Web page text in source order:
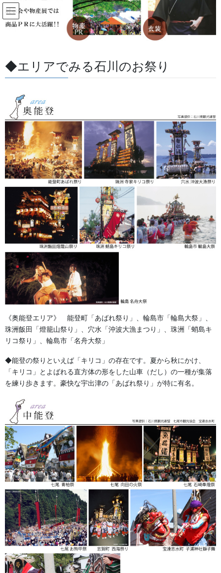
コ
ン
テ
移
動
ナ
ビ
ゲ
ン
に
すべての記事
すべての記事 お祭用品・品目
獅子舞・衣裳・別仕立・小物
2018/05/30 / 最終更新日 :
獅子舞・衣裳・別仕立・小物
蚊帳獅子舞の蚊帳は地方によりさ
まざまです。
石川県の獅子蚊帳の素材は主に麻を使用するものが多く、正面に
牡丹の柄を配置して
す。
加賀獅子は8ｍ～１２ｍまでが多く、能登は3ｍ～5ｍの長さの蚊帳
の依頼が多いです。
また、しっかりした綿素材、幼児の為に軽く仕上げる為、合繊生
地で作成の実績もございます。
◆エリアでみる石川のお祭り
《奥能登エリア》 能登町「あばれ祭り」、輪島市「輪島大祭」、
珠洲飯田「燈籠山祭り」、穴水「沖波大漁まつり」、珠洲「蛸島キ
リコ祭り」、輪島市「名舟大祭」
◆能登の祭りといえば「キリコ」の存在です。夏から秋にかけ、
「キリコ」とよばれる直方体の形をした山車（だし）の一種が集落
を練り歩きます。豪快な宇出津の「あばれ祭り」が特に有名。